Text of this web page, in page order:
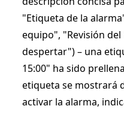
"Etiqueta de la
equipo", "Revisión
despertar") – una
15:00" ha sido
etiqueta se mostrará
activar la alarma,